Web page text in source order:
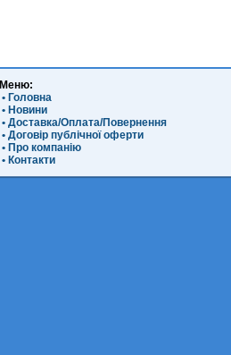
Меню:
• Головна
• Новини
• Доставка/Оплата/Повернення
• Договір публічної оферти
• Про компанію
• Контакти